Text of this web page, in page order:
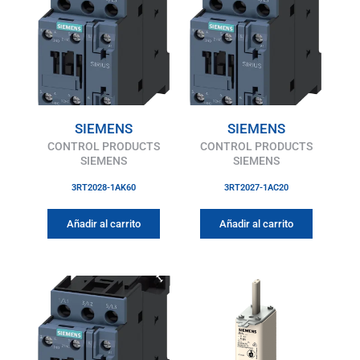
SIEMENS
CONTROL PRODUCTS
SIEMENS
3RT2028-1AK60
Añadir al carrito
SIEMENS
CONTROL PRODUCTS
SIEMENS
3RT2027-1AC20
Añadir al carrito